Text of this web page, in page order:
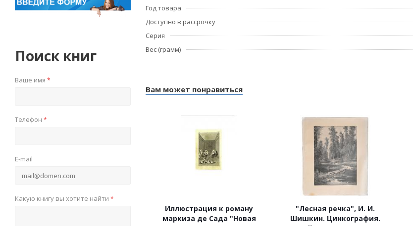
Год товара
Доступно в рассрочку
Серия
Вес (грамм)
Вам может понравиться
Иллюстрация к роману
маркиза де Сада "Новая
"Лесная речка", И. И.
Шишкин. Цинкография.
Поиск книг
Ваше имя *
Телефон *
E-mail
Какую книгу вы хотите найти *